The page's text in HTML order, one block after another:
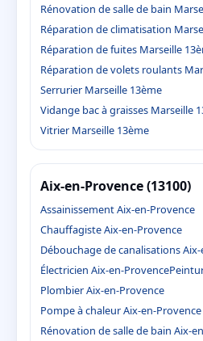
Rénovation de salle de bain
Réparation de climatisation
Réparation de fuites Marseille
Réparation de volets roulants
Serrurier Marseille 13ème
Vidange bac à graisses Marseille
Vitrier Marseille 13ème
Aix-en-Provence (13100)
Assainissement Aix-en-Provence
Chauffagiste Aix-en-Provence
Débouchage de canalisations
Électricien Aix-en-Provence
Plombier Aix-en-Provence
Pompe à chaleur Aix-en-Provence
Rénovation de salle de bain Aix-